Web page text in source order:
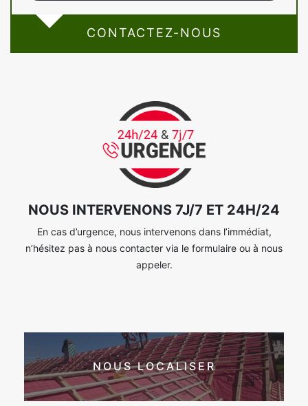
CONTACTEZ-NOUS
NOUS INTERVENONS 7J/7 ET 24H/24
En cas d’urgence, nous intervenons dans l’immédiat,
n’hésitez pas à nous contacter via le formulaire ou à nous
appeler.
NOUS LOCALISER